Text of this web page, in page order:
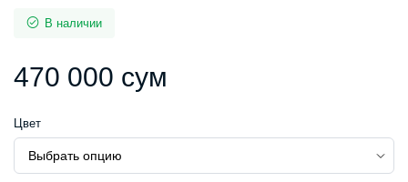
В наличии
470 000 сум
Цвет